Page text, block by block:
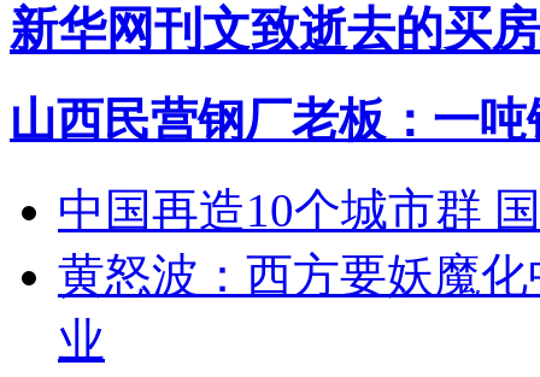
新华网刊文致逝去的买
山西民营钢厂老板：一
中国再造10个城市群
黄怒波：西方要妖魔
业